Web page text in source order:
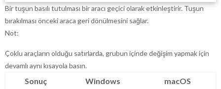
Bir tuşun basılı tutulması bir aracı geçici olarak etkinleştirir. Tuşun
bırakılması önceki araca geri dönülmesini sağlar.
Not:
Çoklu araçların olduğu satırlarda, grubun içinde değişim yapmak için
devamlı aynı kısayola basın.
Sonuç Windows
macOS